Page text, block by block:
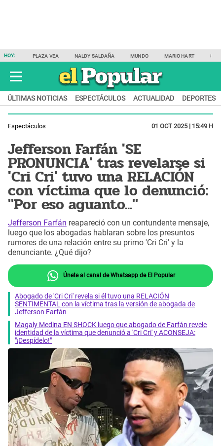
HOY: PLAZA VEA NALDY SALDAÑA MUNDO MARIO HART
ÚLTIMAS NOTICIAS ESPECTÁCULOS ACTUALIDAD DEPORTES
Espectáculos 01 OCT 2025 | 15:49 H
Jefferson Farfán 'SE
PRONUNCIA' tras revelarse si
'Cri Cri' tuvo una RELACIÓN
con víctima que lo denunció:
"Por eso aguanto..."
Jefferson Farfán reapareció con un contundente mensaje,
luego que los abogadas hablaran sobre los presuntos
rumores de una relación entre su primo 'Cri Cri' y la
denunciante. ¿Qué dijo?
Únete al canal de Whatsapp de El Popular
Abogado de 'Cri Cri' revela si él tuvo una RELACIÓN
SENTIMENTAL con la víctima tras la versión de abogada de
Jefferson Farfán
Magaly Medina EN SHOCK luego que abogado de Farfán revele
identidad de la víctima que denunció a 'Cri Cri' y ACONSEJA:
"¡Despídelo!"